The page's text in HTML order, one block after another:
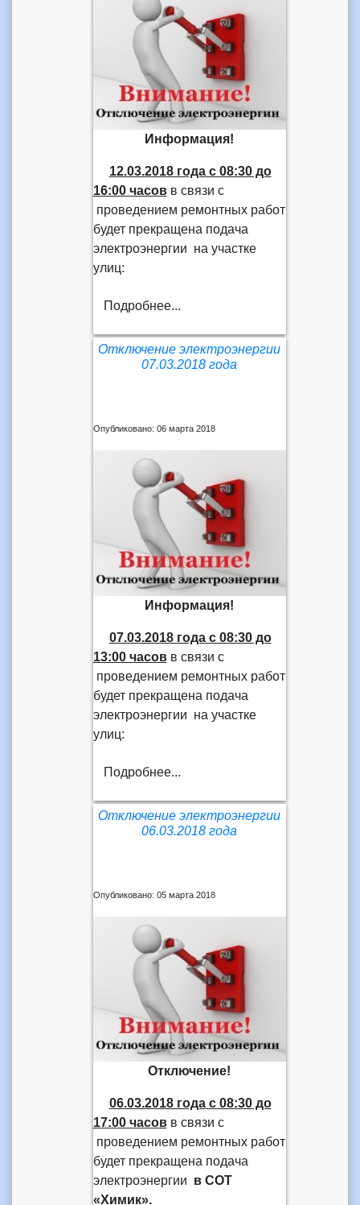
Информация!
12.03.2018 годас 08:30 до
16:00 часовв связи с
проведением ремонтных работ
будет прекращена подача
электроэнергии на участке
улиц:
Подробнее...
Отключение электроэнергии
07.03.2018 года
Опубликовано: 06 марта 2018
Информация!
07.03.2018 годас 08:30 до
13:00 часовв связи с
проведением ремонтных работ
будет прекращена подача
электроэнергии на участке
улиц:
Подробнее...
Отключение электроэнергии
06.03.2018 года
Опубликовано: 05 марта 2018
Отключение!
06.03.2018 годас 08:30 до
17:00 часовв связи с
проведением ремонтных работ
будет прекращена подача
электроэнергии в СОТ
«Химик».